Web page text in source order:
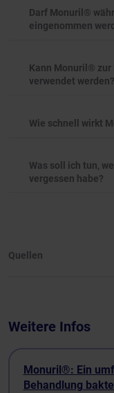
Darf Monuril®
eingenommen
Kann Monuril®
verwendet werden?
Wie schnell wirkt
Was soll ich tun,
vergessen habe?
Quellen
Weitere Infos
Monuril®: Ein
Behandlung